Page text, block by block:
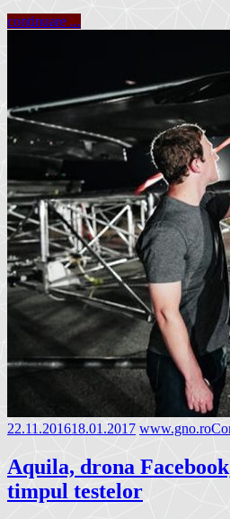
continuare ...
22.11.201618.01.2017 www.gno.ro
Aquila, drona
timpul testelor